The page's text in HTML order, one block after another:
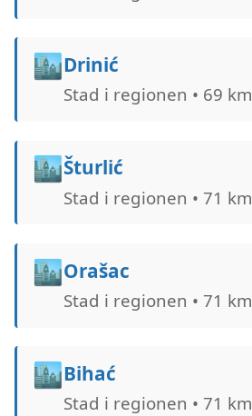
🏙️Drinić
Stad i regionen • 69 km
🏙️Šturlić
Stad i regionen • 71 km
🏙️Orašac
Stad i regionen • 71 km
🏙️Bihać
Stad i regionen • 71 km